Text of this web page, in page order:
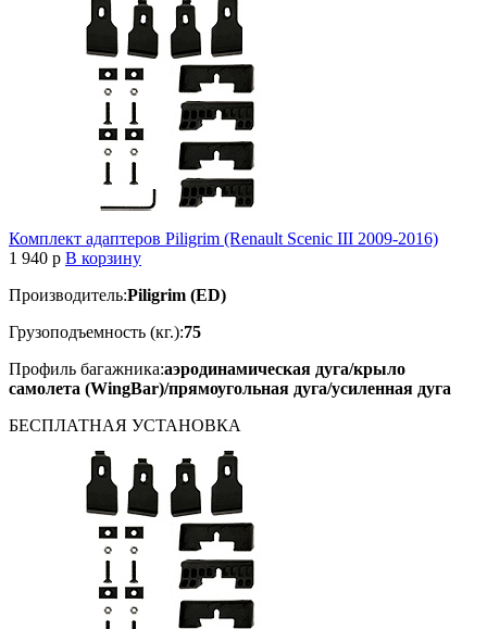
Комплект адаптеров Piligrim (Renault Scenic III 2009-2016)
1 940 p В корзину
Производитель:Piligrim (ED)
Грузоподъемность (кг.):75
Профиль багажника:аэродинамическая дуга/крыло
самолета (WingBar)/прямоугольная дуга/усиленная дуга
БЕСПЛАТНАЯ УСТАНОВКА